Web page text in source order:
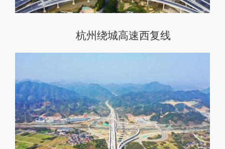
杭州绕城高速西复线